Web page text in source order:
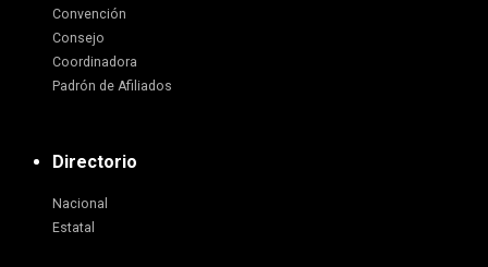
Convención
Consejo
Coordinadora
Padrón de Afiliados
Directorio
Nacional
Estatal